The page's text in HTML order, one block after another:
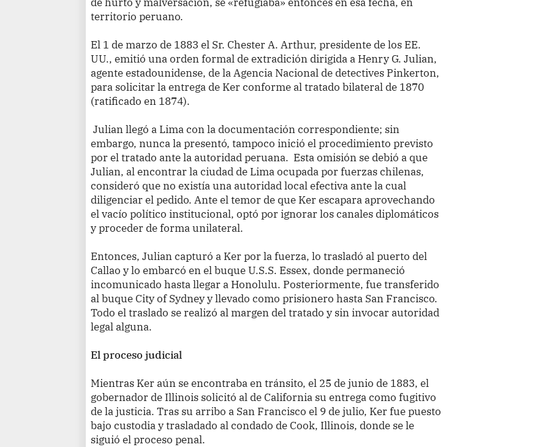
territorio peruano.
El 1 de marzo de 1883 el Sr. Chester A. Arthur, presidente de los EE.
UU., emitió una orden formal de extradición dirigida a Henry G. Julian,
agente estadounidense, de la Agencia Nacional de detectives Pinkerton,
para solicitar la entrega de Ker conforme al tratado bilateral de 1870
(ratificado en 1874).
Julian llegó a Lima con la documentación correspondiente; sin
embargo, nunca la presentó, tampoco inició el procedimiento previsto
por el tratado ante la autoridad peruana. Esta omisión se debió a que
Julian, al encontrar la ciudad de Lima ocupada por fuerzas chilenas,
consideró que no existía una autoridad local efectiva ante la cual
diligenciar el pedido. Ante el temor de que Ker escapara aprovechando
el vacío político institucional, optó por ignorar los canales diplomáticos
y proceder de forma unilateral.
Entonces, Julian capturó a Ker por la fuerza, lo trasladó al puerto del
Callao y lo embarcó en el buque U.S.S. Essex, donde permaneció
incomunicado hasta llegar a Honolulu. Posteriormente, fue transferido
al buque City of Sydney y llevado como prisionero hasta San Francisco.
Todo el traslado se realizó al margen del tratado y sin invocar autoridad
legal alguna.
El proceso judicial
Mientras Ker aún se encontraba en tránsito, el 25 de junio de 1883, el
gobernador de Illinois solicitó al de California su entrega como fugitivo
de la justicia. Tras su arribo a San Francisco el 9 de julio, Ker fue puesto
bajo custodia y trasladado al condado de Cook, Illinois, donde se le
siguió el proceso penal.